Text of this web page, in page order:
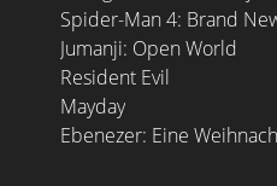
Spider-Man 4: Brand
Jumanji: Open World
Resident Evil
Mayday
Ebenezer: Eine